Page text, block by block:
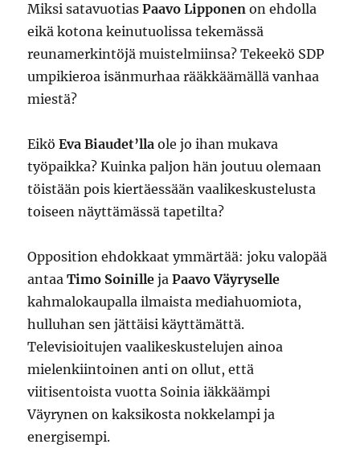
Miksi satavuotiasPaavo Lipponen on ehdolla
eikä kotona keinutuolissa tekemässä
reunamerkintöjä muistelmiinsa? Tekeekö SDP
umpikieroa isänmurhaa rääkkäämällä vanhaa
miestä?
EiköEva Biaudet’lla ole jo ihan mukava
työpaikka? Kuinka paljon hän joutuu olemaan
töistään pois kiertäessään vaalikeskustelusta
toiseen näyttämässä tapetilta?
Opposition ehdokkaat ymmärtää: joku valopää
antaaTimo Soinille jaPaavo Väyryselle
kahmalokaupalla ilmaista mediahuomiota,
hulluhan sen jättäisi käyttämättä.
Televisioitujen vaalikeskustelujen ainoa
mielenkiintoinen anti on ollut, että
viitisentoista vuotta Soinia iäkkäämpi
Väyrynen on kaksikosta nokkelampi ja
energisempi.